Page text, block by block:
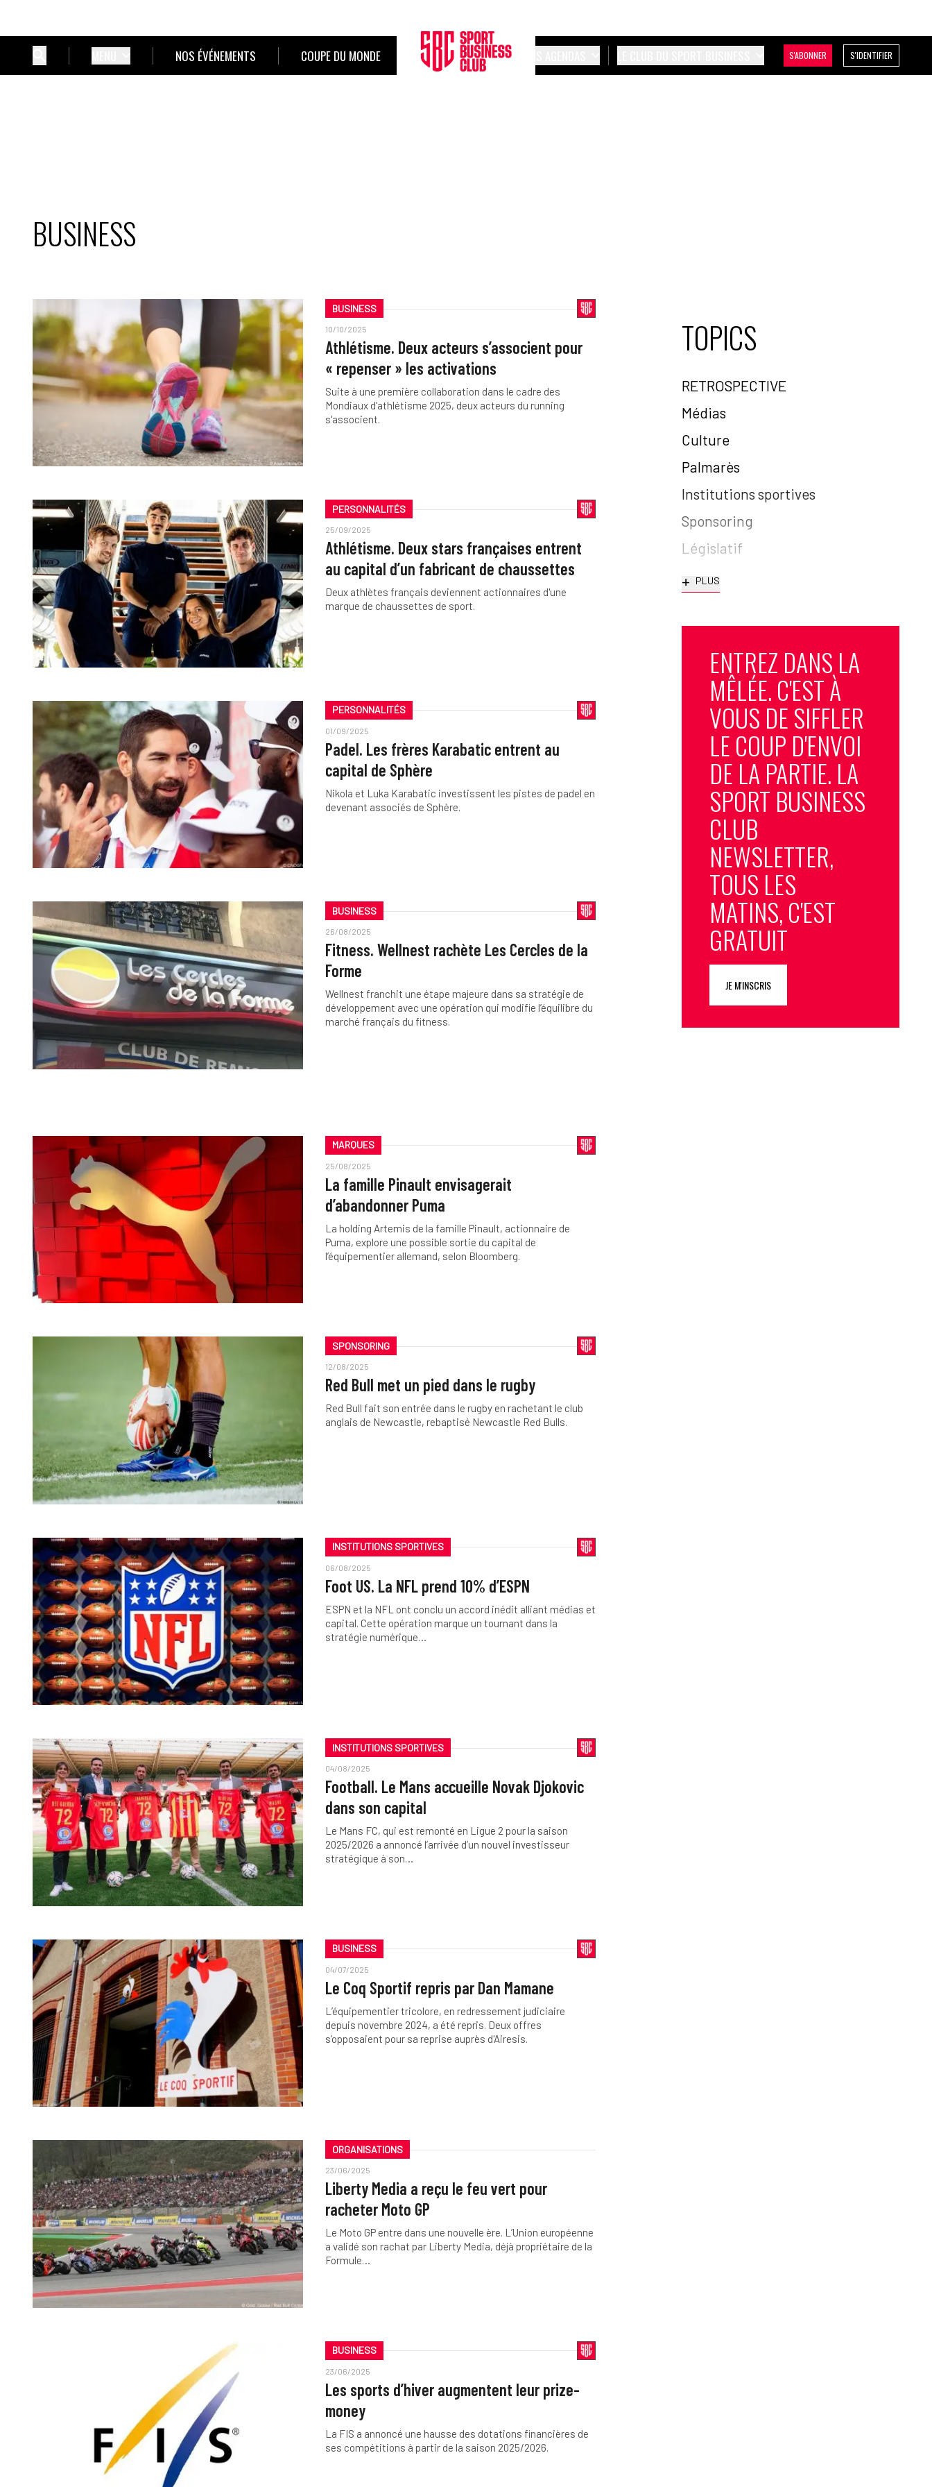
NOS ÉVÉNEMENTS COUPE DU MONDE S'ABONNER S'IDENTIFIER
BUSINESS
BUSINESS
10/10/2025
Athlétisme. Deux acteurs s’associent pour
« repenser » les activations
Suite à une première collaboration dans le cadre des
Mondiaux d'athlétisme 2025, deux acteurs du running
s'associent.
PERSONNALITÉS
25/09/2025
Athlétisme. Deux stars françaises entrent
au capital d’un fabricant de chaussettes
Deux athlètes français deviennent actionnaires d'une
marque de chaussettes de sport.
PERSONNALITÉS
01/09/2025
Padel. Les frères Karabatic entrent au
capital de Sphère
Nikola et Luka Karabatic investissent les pistes de padel en
devenant associés de Sphère.
BUSINESS
26/08/2025
Fitness. Wellnest rachète Les Cercles de la
Forme
Wellnest franchit une étape majeure dans sa stratégie de
développement avec une opération qui modifie l’équilibre du
marché français du fitness.
MARQUES
25/08/2025
La famille Pinault envisagerait
d’abandonner Puma
La holding Artemis de la famille Pinault, actionnaire de
Puma, explore une possible sortie du capital de
l’équipementier allemand, selon Bloomberg.
SPONSORING
12/08/2025
Red Bull met un pied dans le rugby
Red Bull fait son entrée dans le rugby en rachetant le club
anglais de Newcastle, rebaptisé Newcastle Red Bulls.
INSTITUTIONS SPORTIVES
06/08/2025
Foot US. La NFL prend 10% d’ESPN
ESPN et la NFL ont conclu un accord inédit alliant médias et
capital. Cette opération marque un tournant dans la
stratégie numérique…
INSTITUTIONS SPORTIVES
04/08/2025
Football. Le Mans accueille Novak Djokovic
dans son capital
Le Mans FC, qui est remonté en Ligue 2 pour la saison
2025/2026 a annoncé l’arrivée d’un nouvel investisseur
stratégique à son…
BUSINESS
04/07/2025
Le Coq Sportif repris par Dan Mamane
L’équipementier tricolore, en redressement judiciaire
depuis novembre 2024, a été repris. Deux offres
s’opposaient pour sa reprise auprès d'Airesis.
ORGANISATIONS
23/06/2025
Liberty Media a reçu le feu vert pour
racheter Moto GP
Le Moto GP entre dans une nouvelle ère. L’Union européenne
a validé son rachat par Liberty Media, déjà propriétaire de la
Formule…
BUSINESS
23/06/2025
Les sports d’hiver augmentent leur prize-
money
La FIS a annoncé une hausse des dotations financières de
ses compétitions à partir de la saison 2025/2026.
TOPICS
RETROSPECTIVE
Médias
Culture
Palmarès
Institutions sportives
Sponsoring
Législatif
+ PLUS
ENTREZ DANS LA
MÊLÉE. C'EST À
VOUS DE SIFFLER
LE COUP D'ENVOI
DE LA PARTIE. LA
SPORT BUSINESS
CLUB
NEWSLETTER,
TOUS LES
MATINS, C'EST
GRATUIT
JE M'INSCRIS